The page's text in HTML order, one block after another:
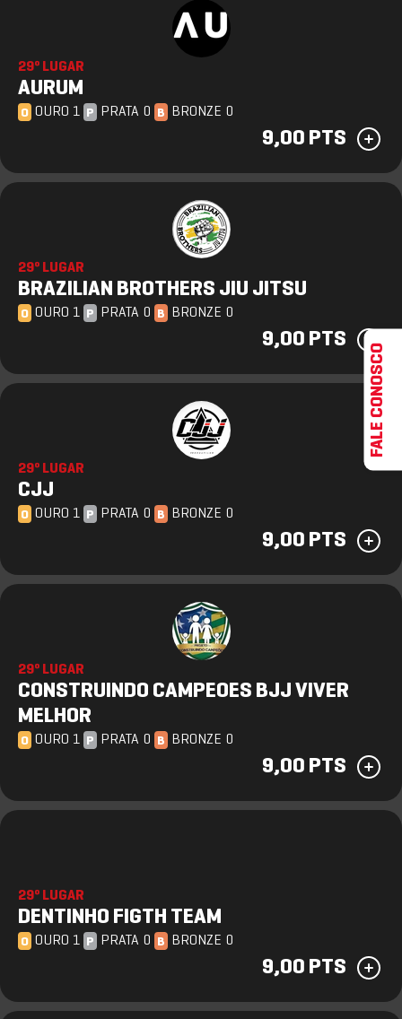
29º LUGAR
AURUM
O OURO 1 P PRATA 0 B BRONZE 0
9,00 PTS
29º LUGAR
BRAZILIAN BROTHERS JIU JITSU
O OURO 1 P PRATA 0 B BRONZE 0
9,00 PTS
29º LUGAR
CJJ
O OURO 1 P PRATA 0 B BRONZE 0
9,00 PTS
29º LUGAR
CONSTRUINDO CAMPEOES BJJ VIVER
MELHOR
O OURO 1 P PRATA 0 B BRONZE 0
9,00 PTS
29º LUGAR
DENTINHO FIGTH TEAM
O OURO 1 P PRATA 0 B BRONZE 0
9,00 PTS
FALE CONOSCO